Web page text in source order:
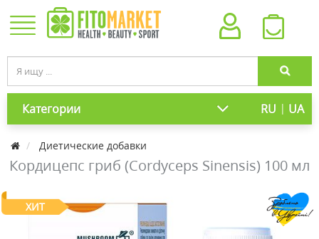
Категории RU | UA
Диетические добавки
Кордицепс гриб (Cordyceps Sinensis) 100 мл
ХИТ